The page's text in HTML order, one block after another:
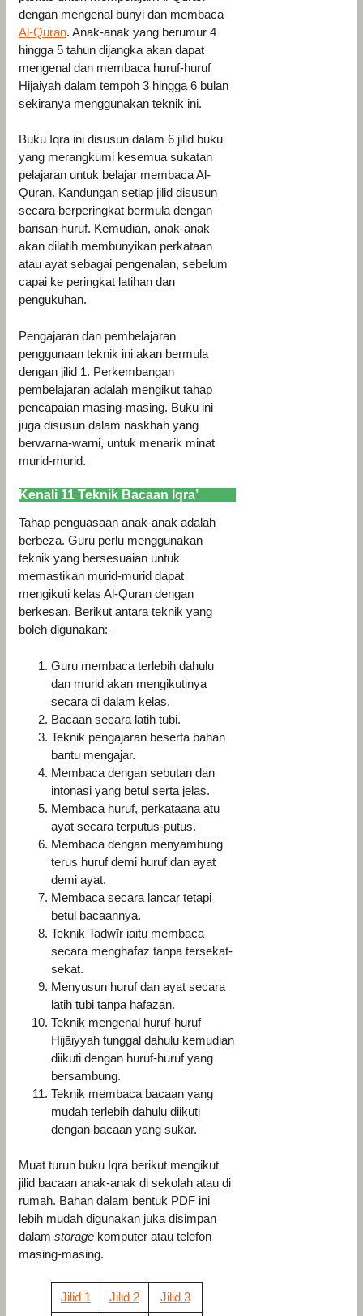
dengan mengenal bunyi dan membaca
Al-Quran. Anak-anak yang berumur 4
hingga 5 tahun dijangka akan dapat
mengenal dan membaca huruf-huruf
Hijaiyah dalam tempoh 3 hingga 6 bulan
sekiranya menggunakan teknik ini.
Buku Iqra ini disusun dalam 6 jilid buku
yang merangkumi kesemua sukatan
pelajaran untuk belajar membaca Al-
Quran. Kandungan setiap jilid disusun
secara berperingkat bermula dengan
barisan huruf. Kemudian, anak-anak
akan dilatih membunyikan perkataan
atau ayat sebagai pengenalan, sebelum
capai ke peringkat latihan dan
pengukuhan.
Pengajaran dan pembelajaran
penggunaan teknik ini akan bermula
dengan jilid 1. Perkembangan
pembelajaran adalah mengikut tahap
pencapaian masing-masing. Buku ini
juga disusun dalam naskhah yang
berwarna-warni, untuk menarik minat
murid-murid.
Kenali 11 Teknik Bacaan Iqra’
Tahap penguasaan anak-anak adalah
berbeza. Guru perlu menggunakan
teknik yang bersesuaian untuk
memastikan murid-murid dapat
mengikuti kelas Al-Quran dengan
berkesan. Berikut antara teknik yang
boleh digunakan:-
Guru membaca terlebih dahulu
dan murid akan mengikutinya
secara di dalam kelas.
Bacaan secara latih tubi.
Teknik pengajaran beserta bahan
bantu mengajar.
Membaca dengan sebutan dan
intonasi yang betul serta jelas.
Membaca huruf, perkataana atu
ayat secara terputus-putus.
Membaca dengan menyambung
terus huruf demi huruf dan ayat
demi ayat.
Membaca secara lancar tetapi
betul bacaannya.
Teknik Tadwīr iaitu membaca
secara menghafaz tanpa tersekat-
sekat.
Menyusun huruf dan ayat secara
latih tubi tanpa hafazan.
Teknik mengenal huruf-huruf
Hijāiyyah tunggal dahulu kemudian
diikuti dengan huruf-huruf yang
bersambung.
Teknik membaca bacaan yang
mudah terlebih dahulu diikuti
dengan bacaan yang sukar.
Muat turun buku Iqra berikut mengikut
jilid bacaan anak-anak di sekolah atau di
rumah. Bahan dalam bentuk PDF ini
lebih mudah digunakan juka disimpan
dalam storage komputer atau telefon
masing-masing.
Jilid 1 Jilid 2 Jilid 3